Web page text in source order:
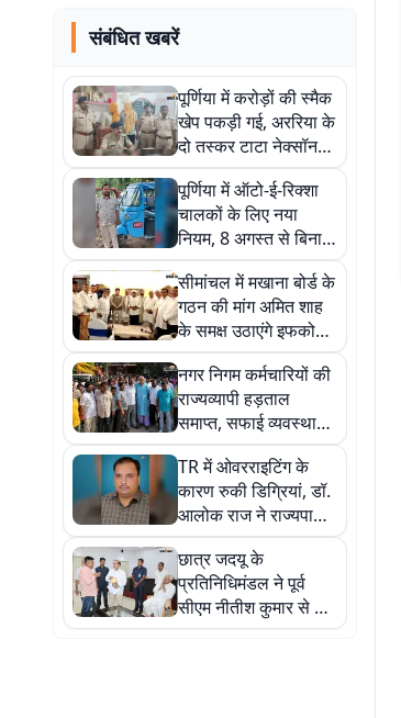
संबंधित खबरें
पूर्णिया में करोड़ों की स्मैक
खेप पकड़ी गई, अररिया के
दो तस्कर टाटा नेक्सॉन
समेत गिरफ्तार
पूर्णिया में ऑटो-ई-रिक्शा
चालकों के लिए नया
नियम, 8 अगस्त से बिना
कलर कोड वाले वाहनों पर
होगी कार्रवाई
सीमांचल में मखाना बोर्ड के
गठन की मांग अमित शाह
के समक्ष उठाएंगे इफको
अध्यक्ष दिलीप संघाणी
नगर निगम कर्मचारियों की
राज्यव्यापी हड़ताल
समाप्त, सफाई व्यवस्था
बहाल; महापौर ने दिया
मांगों के समाधान का
आश्वासन
TR में ओवरराइटिंग के
कारण रुकी डिग्रियां, डॉ.
आलोक राज ने राज्यपाल
को पत्र लिखकर की
राहत की मांग
छात्र जदयू के
प्रतिनिधिमंडल ने पूर्व
सीएम नीतीश कुमार से की
मुलाकात, स्टूडेंट क्रेडिट